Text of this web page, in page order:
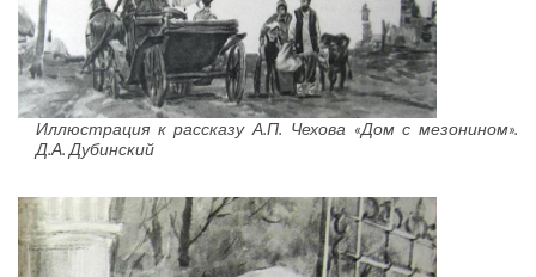
Иллюстрация к рассказу А.П. Чехова «Дом с мезонином».
Д.А. Дубинский